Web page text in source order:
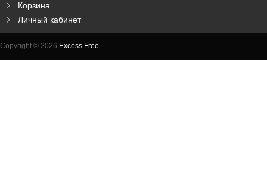
Корзина
Личный кабинет
Copyright © 2026 Excess Free